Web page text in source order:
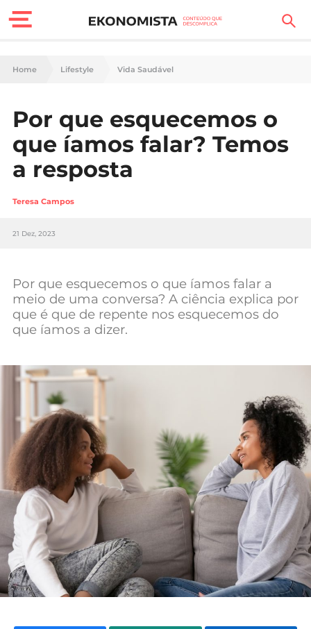
Finanças Pessoais
Carreira
Casa
Lifestyle
Sociedade
Negócios
Mundial 2026
Home Lifestyle Vida Saudável
Por que esquecemos o
que íamos falar? Temos
a resposta
Teresa Campos
21 Dez, 2023
Por que esquecemos o que íamos falar a
meio de uma conversa? A ciência explica por
que é que de repente nos esquecemos do
que íamos a dizer.